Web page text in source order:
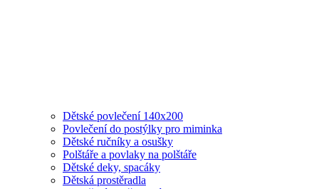
Dětské povlečení 140x200
Povlečení do postýlky pro miminka
Dětské ručníky a osušky
Polštáře a povlaky na polštáře
Dětské deky, spacáky
Dětská prostěradla